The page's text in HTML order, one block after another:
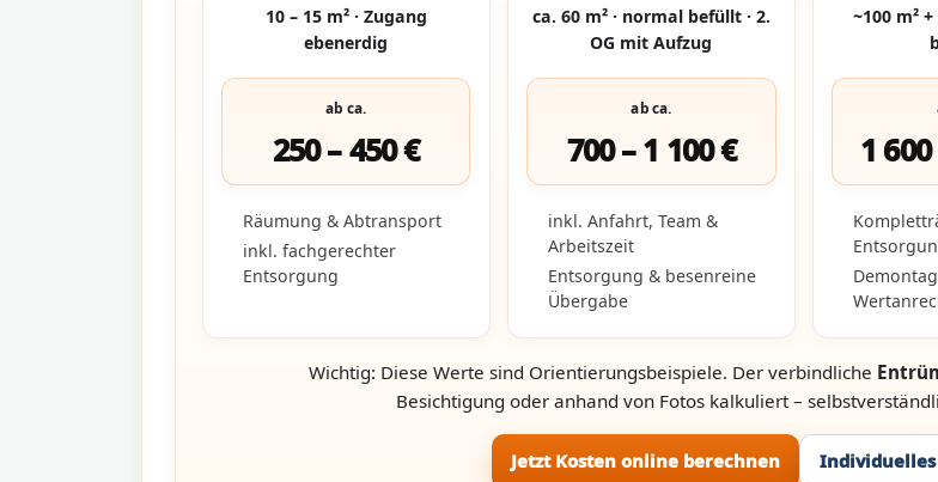
10 – 15 m² · Zugang
ebenerdig
ab ca.
250 – 450 €
Räumung & Abtransport
inkl. fachgerechter
Entsorgung
ca. 60 m² · normal befüllt · 2.
OG mit Aufzug
ab ca.
700 – 1 100 €
inkl. Anfahrt, Team &
Arbeitszeit
Entsorgung & besenreine
Übergabe
~100 m²
1
Wichtig: Diese Werte sind Orientierungsbeispiele. Der verbindliche
Besichtigung oder anhand von Fotos kalkuliert –
Jetzt Kosten online berechnen